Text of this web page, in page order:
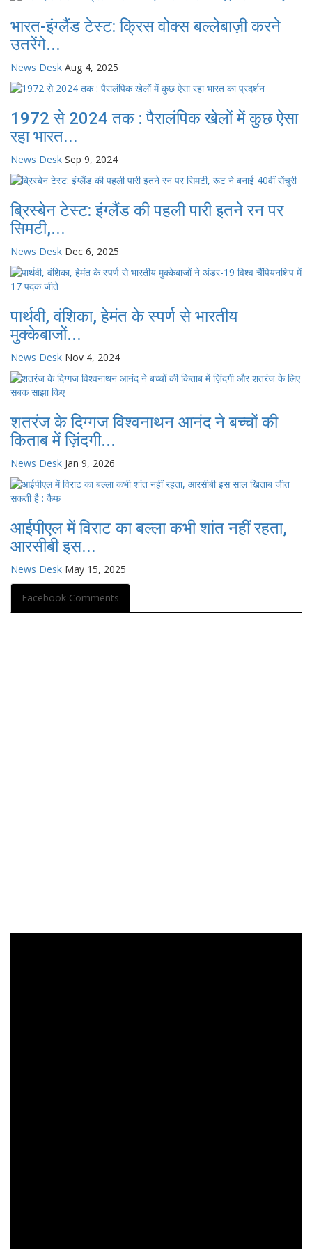
भारत-इंग्लैंड टेस्ट: क्रिस वोक्स बल्लेबाज़ी करने
उतरेंगे...
News Desk Aug 4, 2025
1972 से 2024 तक : पैरालंपिक खेलों में कुछ ऐसा
रहा भारत...
News Desk Sep 9, 2024
ब्रिस्बेन टेस्ट: इंग्लैंड की पहली पारी इतने रन पर
सिमटी,...
News Desk Dec 6, 2025
पार्थवी, वंशिका, हेमंत के स्पर्ण से भारतीय
मुक्केबाजों...
News Desk Nov 4, 2024
शतरंज के दिग्गज विश्वनाथन आनंद ने बच्चों की
किताब में ज़िंदगी...
News Desk Jan 9, 2026
आईपीएल में विराट का बल्ला कभी शांत नहीं रहता,
आरसीबी इस...
News Desk May 15, 2025
Facebook Comments